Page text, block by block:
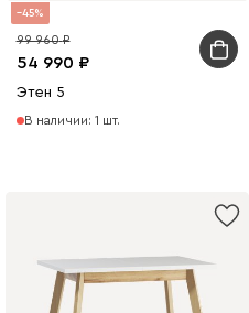
45
54 990
99 960
Этен 5
В наличии: 1 шт.